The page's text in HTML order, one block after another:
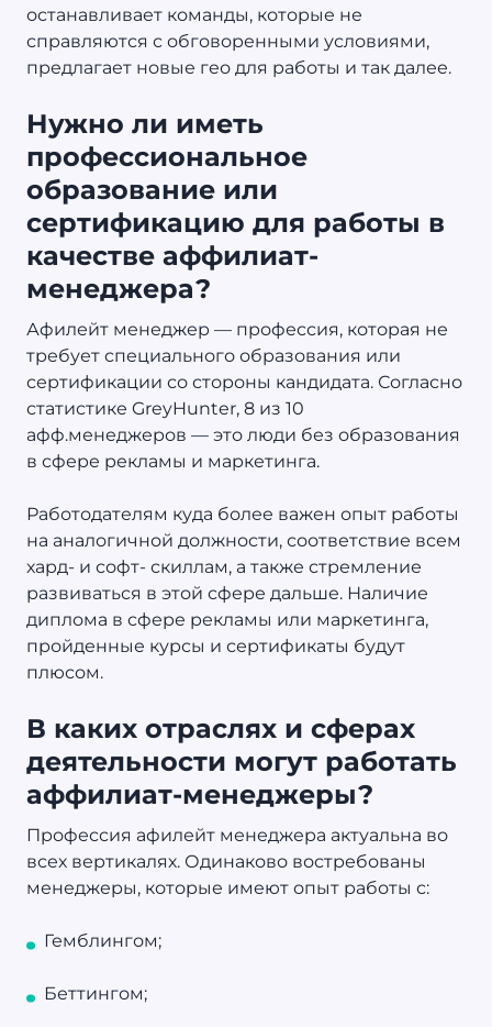
останавливает команды, которые не
справляются с обговоренными условиями,
предлагает новые гео для работы и так далее.
Нужно ли иметь
профессиональное
образование или
сертификацию для работы в
качестве аффилиат-
менеджера?
Афилейт менеджер — профессия, которая не
требует специального образования или
сертификации со стороны кандидата. Согласно
статистике GreyHunter, 8 из 10
афф.менеджеров — это люди без образования
в сфере рекламы и маркетинга.
Работодателям куда более важен опыт работы
на аналогичной должности, соответствие всем
хард- и софт- скиллам, а также стремление
развиваться в этой сфере дальше. Наличие
диплома в сфере рекламы или маркетинга,
пройденные курсы и сертификаты будут
плюсом.
В каких отраслях и сферах
деятельности могут работать
аффилиат-менеджеры?
Профессия афилейт менеджера актуальна во
всех вертикалях. Одинаково востребованы
менеджеры, которые имеют опыт работы с:
Гемблингом;
Беттингом;